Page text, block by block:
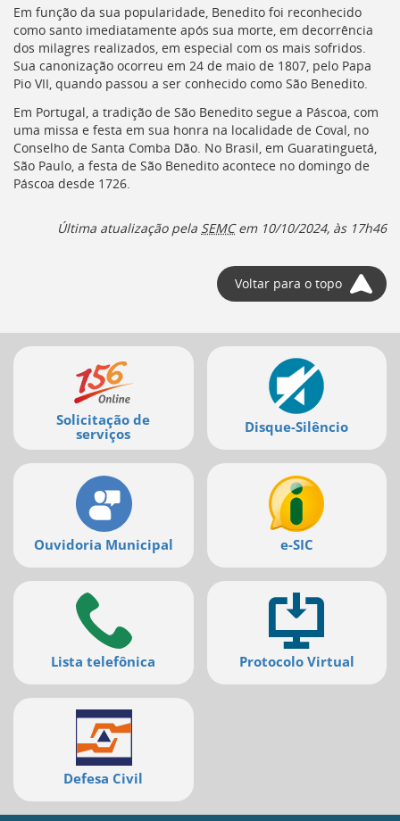
Em função da sua popularidade, Benedito foi reconhecido
como santo imediatamente após sua morte, em decorrência
dos milagres realizados, em especial com os mais sofridos.
Sua canonização ocorreu em 24 de maio de 1807, pelo Papa
Pio VII, quando passou a ser conhecido como São Benedito.
Em Portugal, a tradição de São Benedito segue a Páscoa, com
uma missa e festa em sua honra na localidade de Coval, no
Conselho de Santa Comba Dão. No Brasil, em Guaratinguetá,
São Paulo, a festa de São Benedito acontece no domingo de
Páscoa desde 1726.
Última atualização pela SEMCem 10/10/2024, às 17h46
Voltar para o topo
Mais
serviços
Solicitação de
serviços
Disque-Silêncio
Ouvidoria Municipal e-SIC
Lista telefônica Protocolo Virtual
Defesa Civil